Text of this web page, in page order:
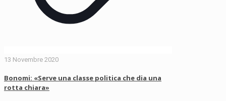
13 Novembre 2020
Bonomi: «Serve una classe politica che dia una
rotta chiara»